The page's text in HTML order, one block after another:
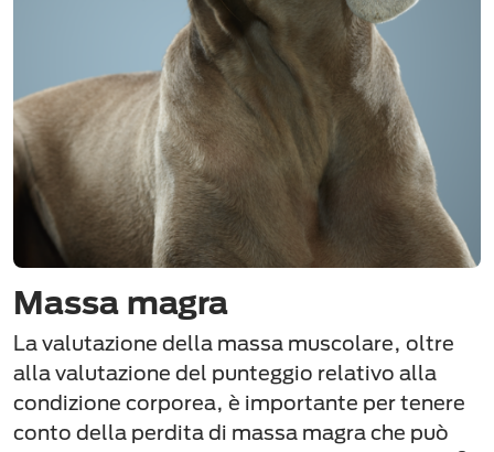
Massa magra
La valutazione della massa muscolare, oltre
alla valutazione del punteggio relativo alla
condizione corporea, è importante per tenere
conto della perdita di massa magra che può